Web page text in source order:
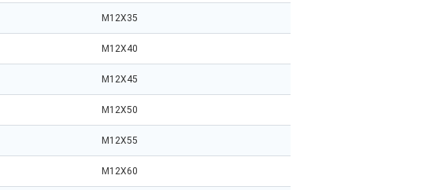
M12X35
M12X40
M12X45
M12X50
M12X55
M12X60